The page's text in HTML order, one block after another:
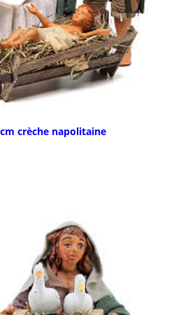
crèche napolitaine